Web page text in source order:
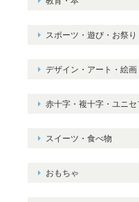
スポーツ・遊び・お祭り
デザイン・アート・絵画
赤十字・複十字・ユニ
スイーツ・食べ物
おもちゃ